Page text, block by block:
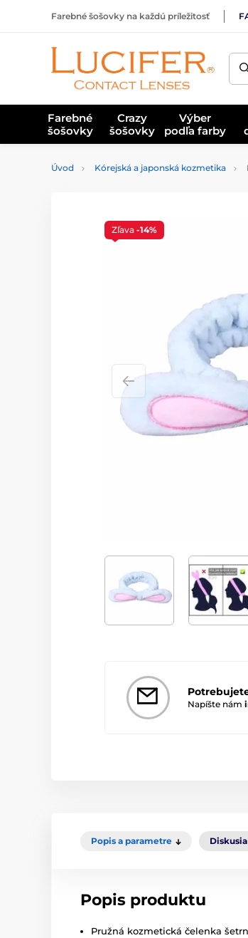
Farebné šošovky na každú príležitosť
Farebné
šošovky
Crazy
šošovky
Výber
podľa farby
Úvod Kórejská a japonská kozmetika
Napíšte nám
Zľava -14%
Popis a parametre Diskusia
Popis produktu
Pružná kozmetická čelenka